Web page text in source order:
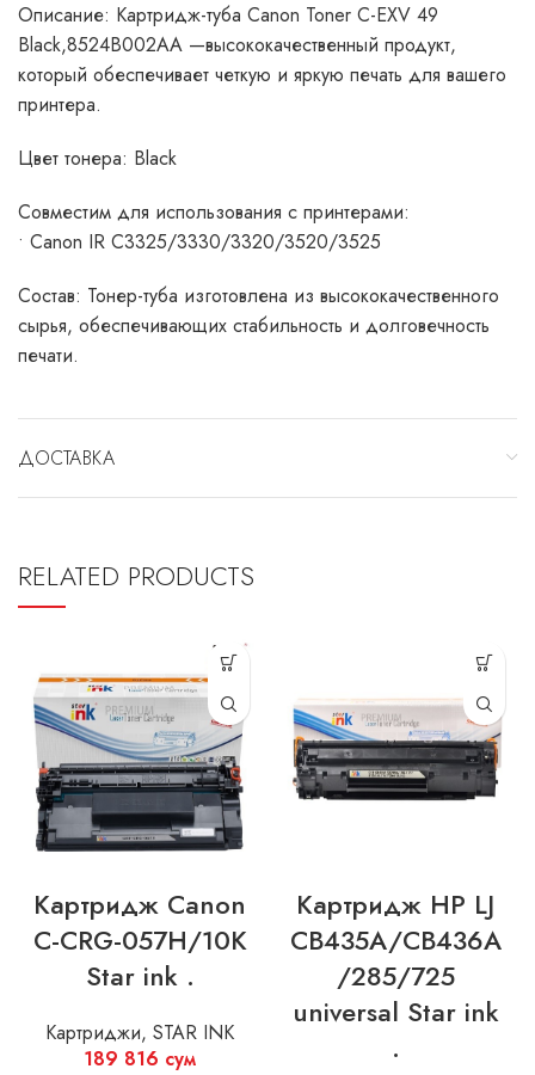
Описание: Картридж-туба Canon Toner C-EXV 49
Black,8524B002AA —высококачественный продукт,
который обеспечивает четкую и яркую печать для вашего
принтера.
Цвет тонера: Black
Совместим для использования с принтерами:
• Canon IR C3325/3330/3320/3520/3525
Состав: Тонер-туба изготовлена из высококачественного
сырья, обеспечивающих стабильность и долговечность
печати.
ДОСТАВКА
RELATED PRODUCTS
Картридж Canon
C-CRG-057H/10K
Star ink .
Картриджи, STAR INK
189 816 сум
Картридж HP LJ
CB435A/CB436A
/285/725
universal Star ink
.